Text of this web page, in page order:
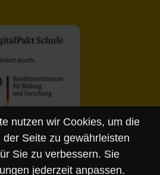
nutzen wir Cookies, um die
Seite zu gewährleisten
Sie zu verbessern. Sie
jederzeit anpassen.